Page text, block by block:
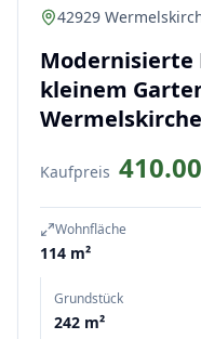
42929
kleinem
Kaufpreis
Wohnfläche
114 m²
Grundstück
242 m²